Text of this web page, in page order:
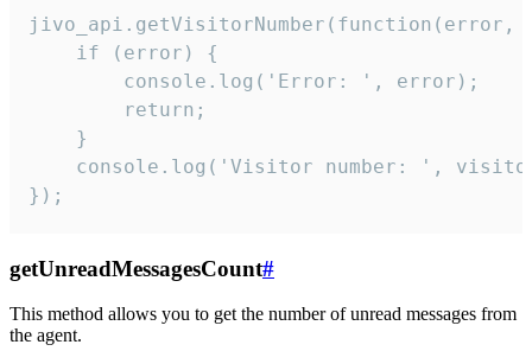
jivo_api.getVisitorNumber(function(error,
    if (error) {
        console.log('Error: ', error);
        return;
    }
console.log('Visitor number: ',
});
getUnreadMessagesCount#
This method allows you to get the number of unread messages from
the agent.